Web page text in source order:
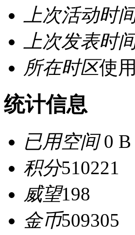
上次活动时
上次发表时
所在时区使
统计信息
已用空间0 B
积分510221
威望198
金币509305